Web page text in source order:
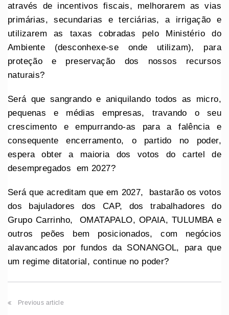
através de incentivos fiscais, melhorarem as vias
primárias, secundarias e terciárias, a irrigação e
utilizarem as taxas cobradas pelo Ministério do
Ambiente (desconhexe-se onde utilizam), para
proteção e preservação dos nossos recursos
naturais?
Será que sangrando e aniquilando todos as micro,
pequenas e médias empresas, travando o seu
crescimento e empurrando-as para a falência e
consequente encerramento, o partido no poder,
espera obter a maioria dos votos do cartel de
desempregados em 2027?
Será que acreditam que em 2027, bastarão os votos
dos bajuladores dos CAP, dos trabalhadores do
Grupo Carrinho, OMATAPALO, OPAIA, TULUMBA e
outros peões bem posicionados, com negócios
alavancados por fundos da SONANGOL, para que
um regime ditatorial, continue no poder?
Previous article